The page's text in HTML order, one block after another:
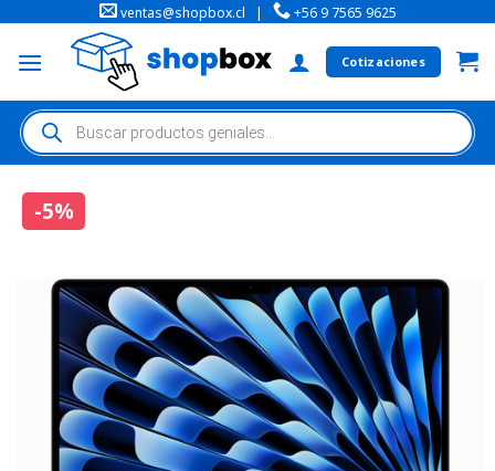
ventas@shopbox.cl | +56 9 7565 9625
Cotizaciones
-5%